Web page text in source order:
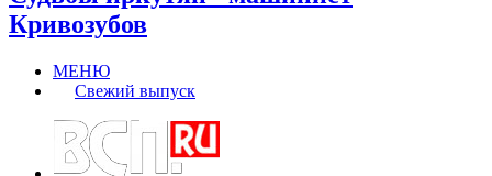
Кривозубов
МЕНЮ
Свежий выпуск